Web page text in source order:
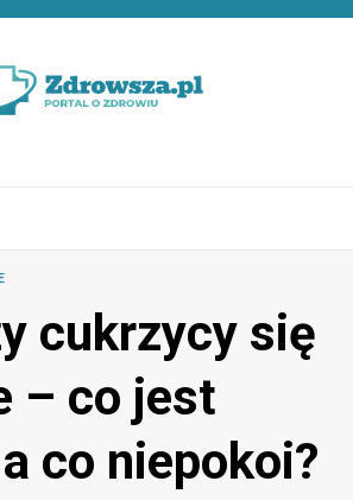
cukrzycy się
– co jest
co niepokoi?